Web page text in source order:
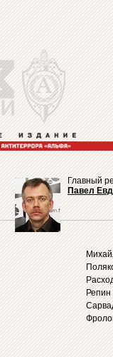
Главный
Павел
Репин